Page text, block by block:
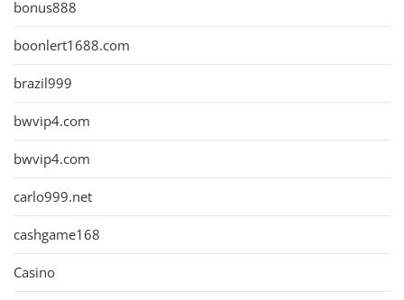
bonus888
boonlert1688.com
brazil999
bwvip4.com
bwvip4.com
carlo999.net
cashgame168
Casino